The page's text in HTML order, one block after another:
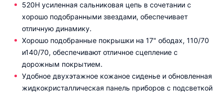
520Н усиленная сальниковая цепь в сочетании с
хорошо подобранными звездами, обеспечивает
отличную динамику.
Хорошо подобранные покрышки на 17" ободах, 110/70
и140/70, обеспечивают отличное сцепление с
дорожным покрытием.
Удобное двухэтажное кожаное сиденье и обновленная
жидкокристаллическая панель приборов с подсветкой